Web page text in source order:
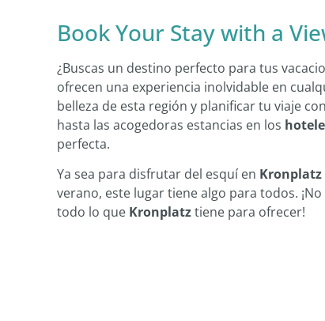
Book Your Stay with a
¿Buscas un destino perfecto para tus
ofrecen una experiencia inolvidable en
belleza de esta región y planificar tu viaje
hasta las acogedoras estancias en los
perfecta.
Ya sea para disfrutar del esquí en Kronplatz
verano, este lugar tiene algo para todos.
todo lo que Kronplatztiene para ofrecer!